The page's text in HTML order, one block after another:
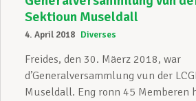
Sektioun Museldall
4. April 2018 Diverses
Freides, den 30. Mäerz 2018, war
d’Generalversammlung vun der
Museldall. Eng ronn 45 Memberen